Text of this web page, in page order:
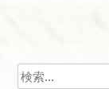
検索